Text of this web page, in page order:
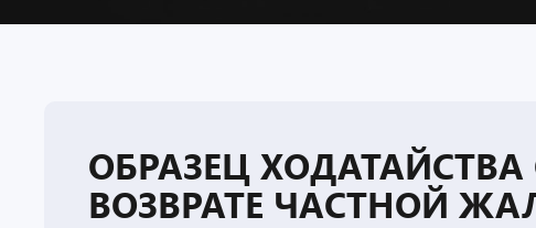
ОБРАЗЕЦ
ВОЗВРАТЕ ЧАСТНОЙ